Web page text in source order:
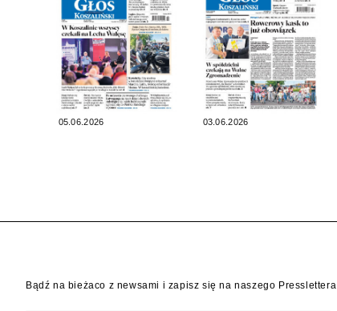
05.06.2026 03.06.2026
Bądź na bieżaco z newsami i zapisz się na naszego Presslettera